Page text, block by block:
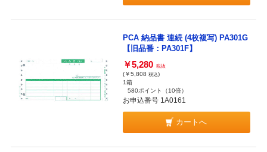
PCA 納品書 連続 (4枚複写) PA301G
【旧品番：PA301F】
￥5,280 税抜
(￥5,808 税込)
1箱
580ポイント
（10倍）
お申込番号 1A0161
カートへ